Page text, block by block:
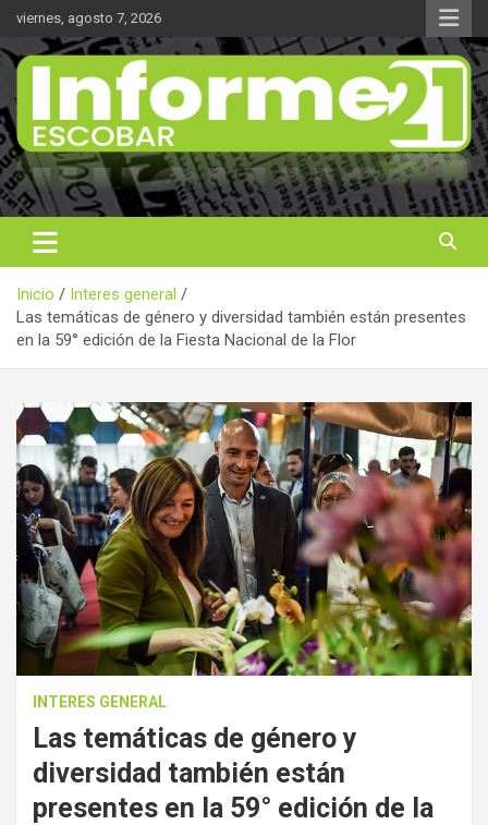
Saltar
contenido
viernes, agosto 7, 2026
Informe 21
Noticas reales
Inicio
Interes general
Las temáticas de género y diversidad también están presentes
en la 59° edición de la Fiesta Nacional de la Flor
INTERES GENERAL
Las temáticas de género y
diversidad también están
presentes en la 59° edición de la